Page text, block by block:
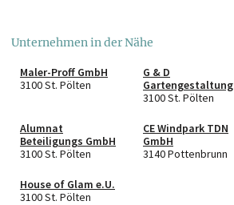
Unternehmen in der Nähe
Maler-Proff GmbH
3100 St. Pölten
G & D
Gartengestaltung
OG
3100 St. Pölten
Alumnat
Beteiligungs GmbH
3100 St. Pölten
CE Windpark TDN
GmbH
3140 Pottenbrunn
House of Glam e.U.
3100 St. Pölten